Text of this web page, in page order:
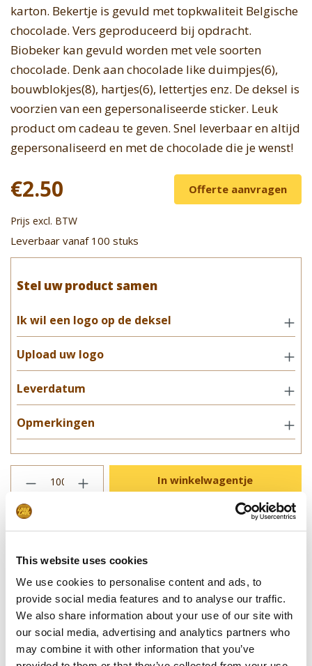
This website uses cookies
We use cookies to personalise content and ads, to
provide social media features and to analyse our traffic.
We also share information about your use of our site with
our social media, advertising and analytics partners who
may combine it with other information that you’ve
karton. Bekertje is gevuld met topkwaliteit Belgische
chocolade. Vers geproduceerd bij opdracht.
Biobeker kan gevuld worden met vele soorten
chocolade. Denk aan chocolade like duimpjes(6),
bouwblokjes(8), hartjes(6), lettertjes enz. De deksel is
voorzien van een gepersonaliseerde sticker. Leuk
product om cadeau te geven. Snel leverbaar en altijd
gepersonaliseerd en met de chocolade die je wenst!
€2.50 Offerte aanvragen
Prijs excl. BTW
Leverbaar vanaf 100 stuks
Stel uw product samen
Ik wil een logo op de deksel
Upload uw logo
Leverdatum
Opmerkingen
In winkelwagentje
**Uiteindelijke prijzen kunnen afwijken door mogelijke hercalculaties in
Specificaties
Verpakking Biologisch afbreekbaar karton